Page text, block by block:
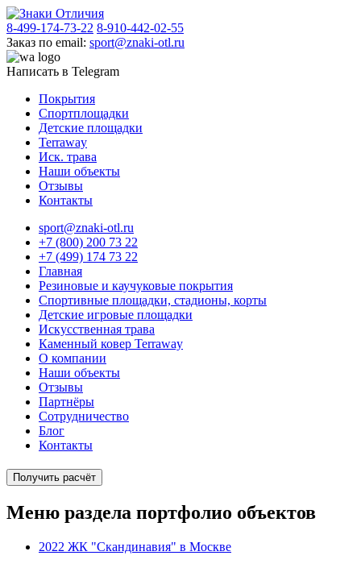
8-499-174-73-22 8-910-442-02-55
Заказ по email: sport@znaki-otl.ru
Написать в Telegram
Покрытия
Спортплощадки
Детские площадки
Terraway
Иск. трава
Наши объекты
Отзывы
Контакты
sport@znaki-otl.ru
+7 (800) 200 73 22
+7 (499) 174 73 22
Главная
Резиновые и каучуковые покрытия
Спортивные площадки, стадионы, корты
Детские игровые площадки
Искусственная трава
Каменный ковер Terraway
О компании
Наши объекты
Отзывы
Партнёры
Сотрудничество
Блог
Контакты
Получить расчёт
Меню раздела портфолио объектов
2022 ЖК "Скандинавия" в Москве